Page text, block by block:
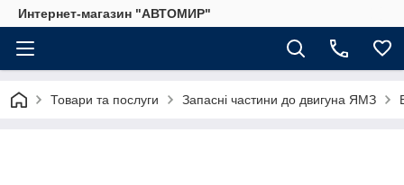
Интернет-магазин "АВТОМИР"
Товари та послуги Запасні частини до двигуна ЯМЗ